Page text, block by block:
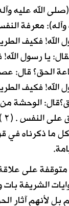
الله عليه
معرفة
الله! فكيف
يا رسول
الحق؟ قال:
الله! فكيف
الوحشة
. (٢ ) جميع الروايات.
الشريفة
بل لأنهم